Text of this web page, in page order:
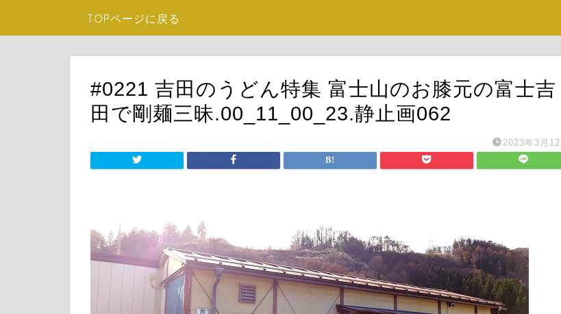
TOPページに戻る
#0221 吉田のうどん特集 富士山のお膝元の富士吉
田で剛麺三昧.00_11_00_23.静止画062
2023年3月12